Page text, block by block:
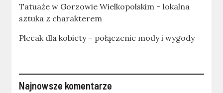
Tatuaże w Gorzowie Wielkopolskim – lokalna
sztuka z charakterem
Plecak dla kobiety – połączenie mody i wygody
Najnowsze komentarze